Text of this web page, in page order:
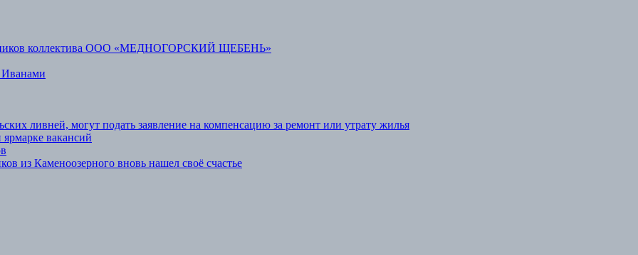
коллектива ООО «МЕДНОГОРСКИЙ ЩЕБЕНЬ»
ливней, могут подать заявление на компенсацию за ремонт или утрату жилья
вакансий
из Каменоозерного вновь нашел своё счастье